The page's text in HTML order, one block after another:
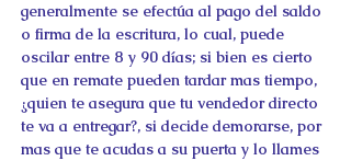
generalmente se efectúa al pago del saldo
o firma de la escritura, lo cual, puede
oscilar entre 8 y 90 días; si bien es cierto
que en remate pueden tardar mas tiempo,
¿quien te asegura que tu vendedor directo
te va a entregar?, si decide demorarse, por
mas que te acudas a su puerta y lo llames